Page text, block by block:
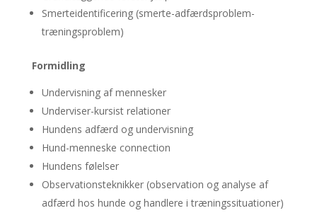
Smerteidentificering (smerte-adfærdsproblem-
træningsproblem)
Formidling
Undervisning af mennesker
Underviser-kursist relationer
Hundens adfærd og undervisning
Hund-menneske connection
Hundens følelser
Observationsteknikker (observation og analyse af
adfærd hos hunde og handlere i træningssituationer)